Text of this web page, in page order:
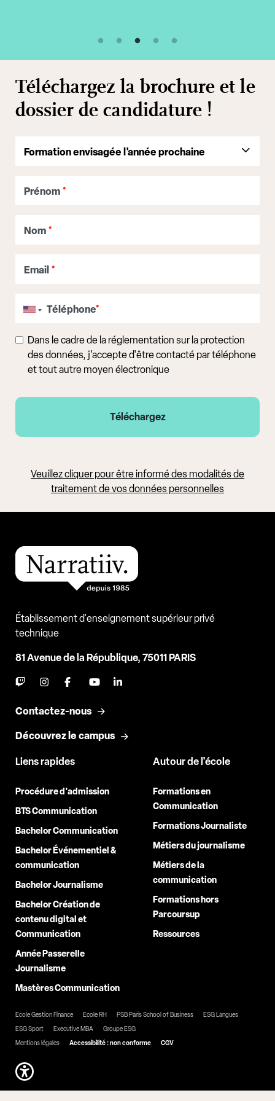
Téléchargez la brochure et le
dossier de candidature !
Prénom *
Nom *
Email *
Téléphone*
Dans le cadre de la réglementation sur la protection
des données, j'accepte d'être contacté par téléphone
et tout autre moyen électronique
Veuillez cliquer pour être informé des modalités de
traitement de vos données personnelles
Établissement d'enseignement supérieur privé
technique
81 Avenue de la République, 75011 PARIS
Contactez-nous
Découvrez le campus
Liens rapides
Procédure d'admission
BTS Communication
Bachelor Communication
Bachelor Événementiel &
communication
Bachelor Journalisme
Bachelor Création de
contenu digital et
Communication
Année Passerelle
Journalisme
Mastères Communication
Autour de l'école
Formations en
Communication
Formations Journaliste
Métiers du journalisme
Métiers de la
communication
Formations hors
Parcoursup
Ressources
Ecole Gestion Finance Ecole RH PSB Paris School of Business
ESG Langues
ESG Sport
Executive MBA
Groupe ESG
Mentions légales
Accessibilité : non conforme CGV